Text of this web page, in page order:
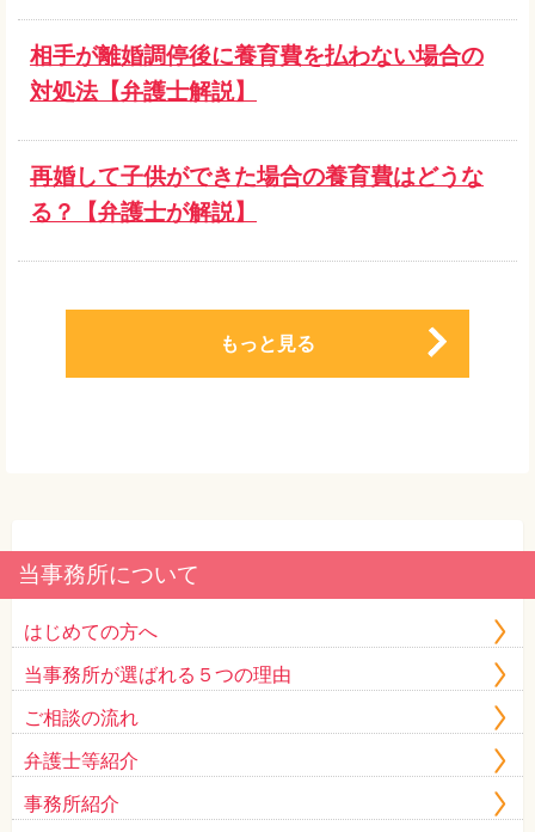
相手が離婚調停後に養育費を払わない場合の
対処法【弁護士解説】
再婚して子供ができた場合の養育費はどうな
る？【弁護士が解説】
もっと見る
当事務所について
はじめての方へ
当事務所が選ばれる５つの理由
ご相談の流れ
弁護士等紹介
事務所紹介